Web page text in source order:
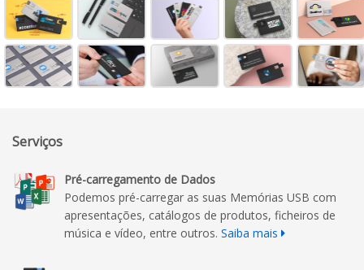
Serviços
Pré-carregamento de Dados
Podemos pré-carregar as suas Memórias USB com
apresentações, catálogos de produtos, ficheiros de
música e vídeo, entre outros. Saiba mais